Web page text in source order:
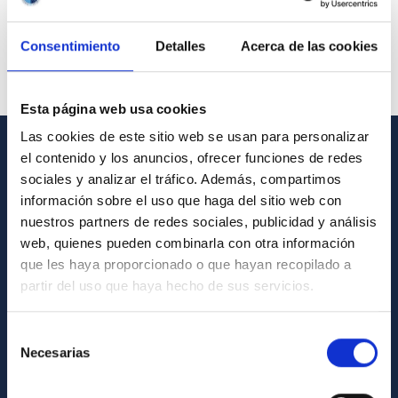
Consentimiento Detalles Acerca de las cookies
Esta página web usa cookies
Las cookies de este sitio web se usan para personalizar
el contenido y los anuncios, ofrecer funciones de redes
sociales y analizar el tráfico. Además, compartimos
información sobre el uso que haga del sitio web con
nuestros partners de redes sociales, publicidad y análisis
web, quienes pueden combinarla con otra información
que les haya proporcionado o que hayan recopilado a
partir del uso que haya hecho de sus servicios.
Necesarias
GENERAL INFORMATION
Contact
How to get to the IAC
List of personnel
Library